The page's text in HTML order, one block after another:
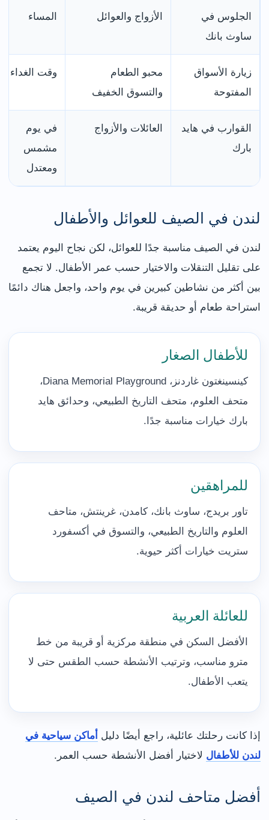
الجلوس في
ساوث بانك
الأزواج والعوائل المساء
زيارة الأسواق
المفتوحة
محبو الطعام
والتسوق الخفيف
وقت الغداء
القوارب في هايد
بارك
العائلات والأزواج
في يوم
مشمس
ومعتدل
لندن في الصيف للعوائل والأطفال
لندن في الصيف مناسبة جدًا للعوائل، لكن نجاح اليوم يعتمد
على تقليل التنقلات والاختيار حسب عمر الأطفال. لا تجمع
بين أكثر من نشاطين كبيرين في يوم واحد، واجعل هناك دائمًا
استراحة طعام أو حديقة قريبة.
للأطفال الصغار
كينسينغتون غاردنز، Diana Memorial Playground،
متحف العلوم، متحف التاريخ الطبيعي، وحدائق هايد
بارك خيارات مناسبة جدًا.
للمراهقين
تاور بريدج، ساوث بانك، كامدن، غرينتش، متاحف
العلوم والتاريخ الطبيعي، والتسوق في أكسفورد
ستريت خيارات أكثر حيوية.
للعائلة العربية
الأفضل السكن في منطقة مركزية أو قريبة من خط
مترو مناسب، وترتيب الأنشطة حسب الطقس حتى لا
يتعب الأطفال.
إذا كانت رحلتك عائلية، راجع أيضًا دليل أماكن سياحية في
لندن للأطفال لاختيار أفضل الأنشطة حسب العمر.
أفضل متاحف لندن في الصيف